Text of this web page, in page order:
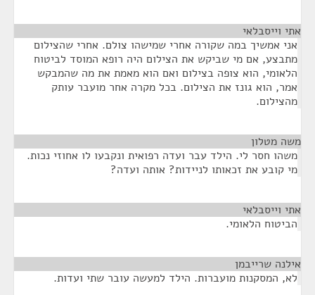
אתי וייסבלאי
אני אמשיך במה שקורה אחרי שמישהו צולם. אחרי שהצילום
מתבצע, אם מי שביקש את הצילום היה רופא המוסד לביטוח
הלאומי, הוא צופה בצילום ואם הוא מאמת את מה שהמבקש
אמר, הוא גונז את הצילום. בכל מקרה אחר מועבר עותק
מהצילום.
משה מטלון
משהו חסר לי. הילד עבר ועדה רפואית ונקבעו לו אחוזי נכות.
מי קובע את זכאותו לניידות? אותה ועדה?
אתי וייסבלאי
הביטוח הלאומי.
אילנה שרייבמן
לא, המסקנות מועברות. הילד למעשה עובר שתי ועדות.